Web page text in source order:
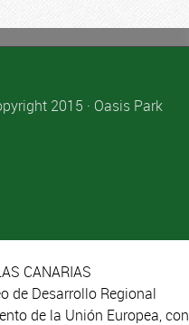
2015 · Oasis Park
CANARIAS
de Desarrollo Regional
de la Unión Europea, con